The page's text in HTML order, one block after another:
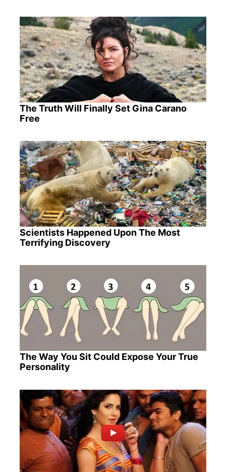
The Truth Will Finally Set Gina Carano
Free
Scientists Happened Upon The Most
Terrifying Discovery
The Way You Sit Could Expose Your True
Personality